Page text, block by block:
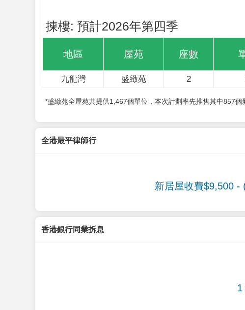
揀樓: 預計2026年第四季
地區 屋苑 座數
九龍灣 盛緻苑 2
*盛緻苑全屋苑共提供1,467個單位，本次計劃率先推售其中857
全港最平律師行
新居屋收費$9,500 -
香港銀行同業拆息
1